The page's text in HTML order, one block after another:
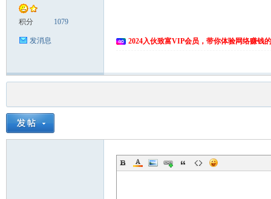
积分 1079
发消息 2024入伙致富VIP会员，带你体验网络赚钱